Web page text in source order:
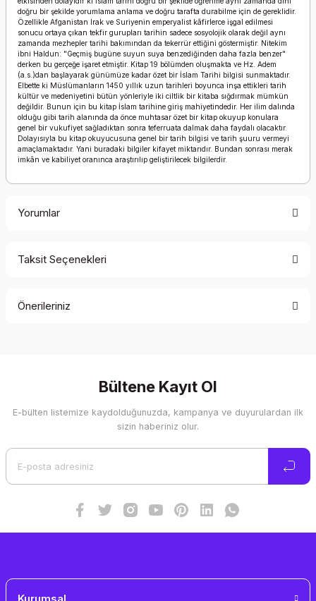
doğru bir şekilde yorumlama anlama ve doğru tarafta durabilme için de gereklidir.
Özellikle Afganistan Irak ve Suriyenin emperyalist kâfirlerce işgal edilmesi
sonucu ortaya çıkan tekfir gurupları tarihin sadece sosyolojik olarak değil aynı
zamanda mezhepler tarihi bakımından da tekerrür ettiğini göstermiştir. Nitekim
ibni Haldun: "Geçmiş bugüne suyun suya benzediğinden daha fazla benzer"
derken bu gerçeğe işaret etmiştir. Kitap 19 bölümden oluşmakta ve Hz. Adem
(a.s.)dan başlayarak günümüze kadar özet bir İslam Tarihi bilgisi sunmaktadır.
Elbette ki Müslümanların 1450 yıllık uzun tarihleri boyunca inşa ettikleri tarih
kültür ve medeniyetini bütün yönleriyle iki ciltlik bir kitaba sığdırmak mümkün
değildir. Bunun için bu kitap İslam tarihine giriş mahiyetindedir. Her ilim dalında
olduğu gibi tarih alanında da önce muhtasar özet bir kitap okuyup konulara
genel bir vukufiyet sağladıktan sonra teferruata dalmak daha faydalı olacaktır.
Dolayısıyla bu kitap okuyucusuna genel bir tarih bilgisi ve tarih şuuru vermeyi
amaçlamaktadır. Yani buradaki bilgiler kifayet miktarıdır. Bundan sonrası merak
imkân ve kabiliyet oranınca araştırılıp geliştirilecek bilgilerdir.
Yorumlar
Taksit Seçenekleri
Önerileriniz
Görüş ve önerileriniz için teşekkür ederiz.
Ürün resmi kalitesiz, bozuk veya görüntülenemiyor.
Bültene Kayıt Ol
E-bülten listemize kaydolduğunuzda, kampanya ve duyurulardan ilk
sizin haberiniz olur.